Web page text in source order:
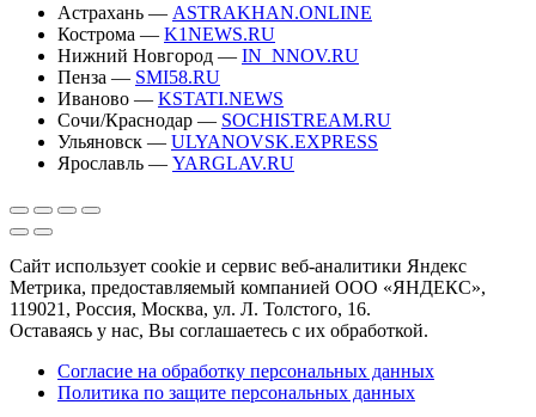
Астрахань — ASTRAKHAN.ONLINE
Кострома — K1NEWS.RU
Нижний Новгород — IN_NNOV.RU
Пенза — SMI58.RU
Иваново — KSTATI.NEWS
Сочи/Краснодар — SOCHISTREAM.RU
Ульяновск — ULYANOVSK.EXPRESS
Ярославль — YARGLAV.RU
Сайт использует cookie и сервис веб-аналитики Яндекс
Метрика, предоставляемый компанией ООО «ЯНДЕКС»,
119021, Россия, Москва, ул. Л. Толстого, 16.
Оставаясь у нас, Вы соглашаетесь с их обработкой.
Согласие на обработку персональных данных
Политика по защите персональных данных